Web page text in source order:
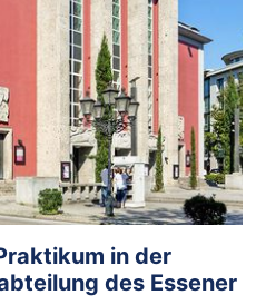
in der
des Essener